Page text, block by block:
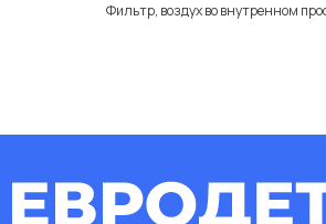
Фильтр, воздух во внутренном